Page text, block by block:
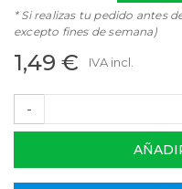
* Si realizas tu pedido antes
excepto fines de semana)
1,49 € IVA incl.
-